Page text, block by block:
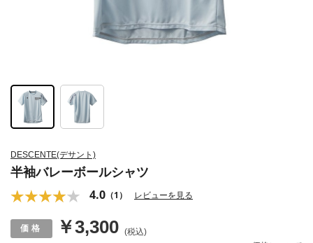
DESCENTE(デサント)
半袖バレーボールシャツ
4.0 （1） レビューを見る
￥3,300 (税込)